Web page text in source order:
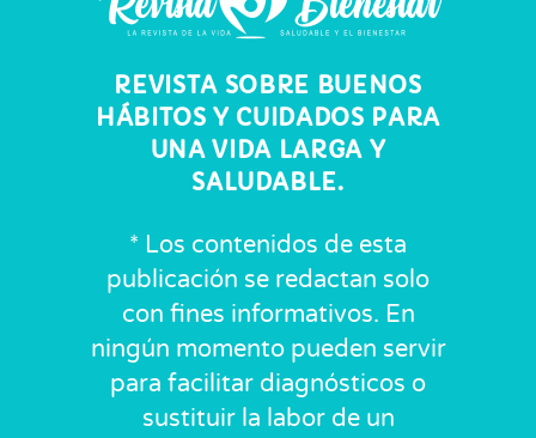
REVISTA SOBRE BUENOS
HÁBITOS Y CUIDADOS PARA
UNA VIDA LARGA Y
SALUDABLE.
* Los contenidos de esta
publicación se redactan solo
con fines informativos. En
ningún momento pueden servir
para facilitar diagnósticos o
sustituir la labor de un